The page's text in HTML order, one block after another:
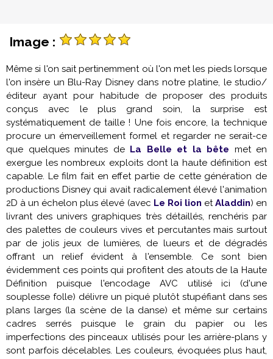
Image :
Même si l'on sait pertinemment où l'on met les pieds lorsque
l'on insère un Blu-Ray Disney dans notre platine, le studio/
éditeur ayant pour habitude de proposer des produits
conçus avec le plus grand soin, la surprise est
systématiquement de taille ! Une fois encore, la technique
procure un émerveillement formel et regarder ne serait-ce
que quelques minutes de
La Belle et la bête met en
exergue les nombreux exploits dont la haute définition est
capable. Le film fait en effet partie de cette génération de
productions Disney qui avait radicalement élevé l'animation
2D à un échelon plus élevé (avec Le Roi lion etAladdin) en
livrant des univers graphiques très détaillés, renchéris par
des palettes de couleurs vives et percutantes mais surtout
par de jolis jeux de lumières, de lueurs et de dégradés
offrant un relief évident à l'ensemble. Ce sont bien
évidemment ces points qui profitent des atouts de la Haute
Définition puisque l'encodage AVC utilisé ici (d'une
souplesse folle) délivre un piqué plutôt stupéfiant dans ses
plans larges (la scène de la danse) et même sur certains
cadres serrés puisque le grain du papier ou les
imperfections des pinceaux utilisés pour les arrière-plans y
sont parfois décelables. Les couleurs, évoquées plus haut,